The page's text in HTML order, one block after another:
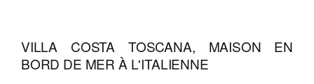
VILLA COSTA TOSCANA, MAISON EN
BORD DE MER À L'ITALIENNE